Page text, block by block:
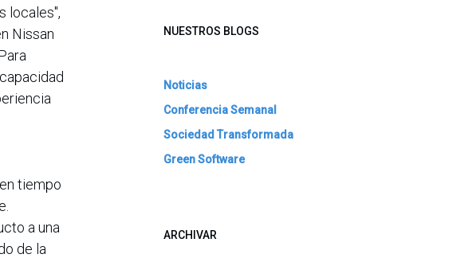
locales",
Nissan
tiempo
a una
de la
NUESTROS BLOGS
Noticias
Conferencia Semanal
Sociedad Transformada
Green Software
ARCHIVAR